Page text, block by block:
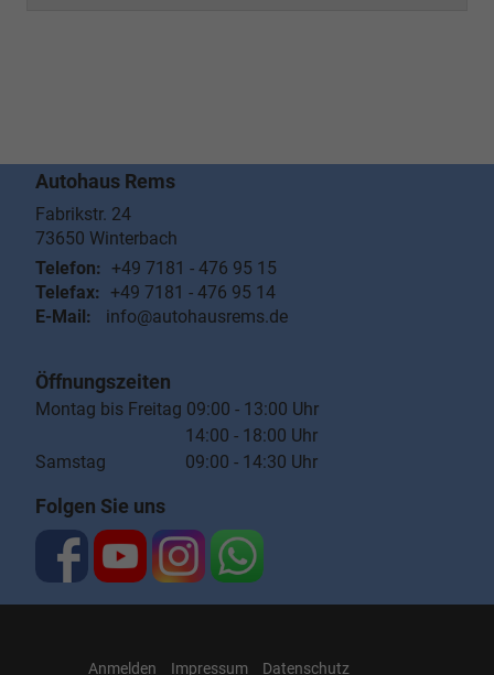
Autohaus Rems
Fabrikstr. 24
73650 Winterbach
Telefon: +49 7181 - 476 95 15
Telefax: +49 7181 - 476 95 14
E-Mail:
info@autohausrems.de
Öffnungszeiten
Montag bis Freitag 09:00 - 13:00 Uhr
14:00 - 18:00 Uhr
Samstag 09:00 - 14:30 Uhr
Folgen Sie uns
Anmelden Impressum Datenschutz